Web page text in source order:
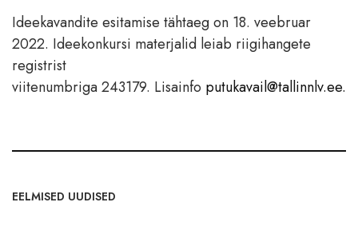
Ideekavandite esitamise tähtaeg on 18. veebruar
2022. Ideekonkursi materjalid leiab riigihangete
registrist
viitenumbriga 243179. Lisainfo putukavail@tallinnlv.ee.
EELMISED UUDISED